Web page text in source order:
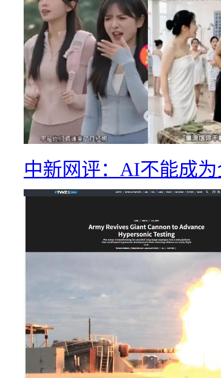
中新网评：AI不能成